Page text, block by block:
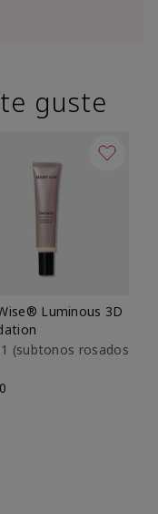
guste
Luminous 3D
(subtonos rosados